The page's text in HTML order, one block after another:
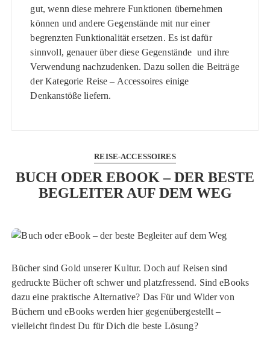
gut, wenn diese mehrere Funktionen übernehmen
können und andere Gegenstände mit nur einer
begrenzten Funktionalität ersetzen. Es ist dafür
sinnvoll, genauer über diese Gegenstände und ihre
Verwendung nachzudenken. Dazu sollen die Beiträge
der Kategorie Reise – Accessoires einige
Denkanstöße liefern.
REISE-ACCESSOIRES
BUCH ODER EBOOK – DER BESTE
BEGLEITER AUF DEM WEG
Bücher sind Gold unserer Kultur. Doch auf Reisen sind
gedruckte Bücher oft schwer und platzfressend. Sind eBooks
dazu eine praktische Alternative? Das Für und Wider von
Büchern und eBooks werden hier gegenübergestellt –
vielleicht findest Du für Dich die beste Lösung?